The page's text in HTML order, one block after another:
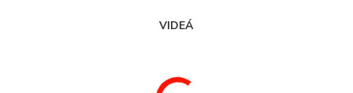
VIDEÁ